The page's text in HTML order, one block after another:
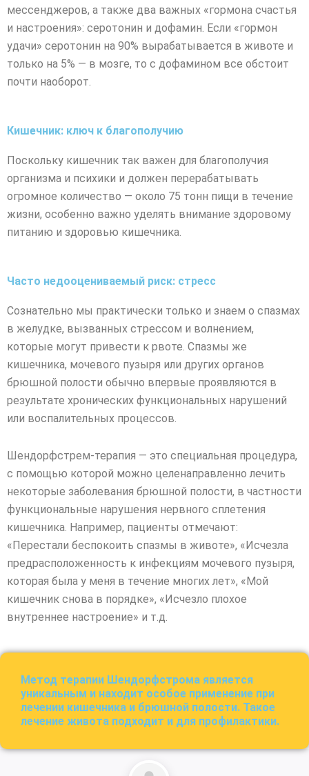
мессенджеров, а также два важных «гормона счастья
и настроения»: серотонин и дофамин. Если «гормон
удачи» серотонин на 90% вырабатывается в животе и
только на 5% — в мозге, то с дофамином все обстоит
почти наоборот.
Кишечник: ключ к благополучию
Поскольку кишечник так важен для благополучия
организма и психики и должен перерабатывать
огромное количество — около 75 тонн пищи в течение
жизни, особенно важно уделять внимание здоровому
питанию и здоровью кишечника.
Часто недооцениваемый риск: стресс
Сознательно мы практически только и знаем о спазмах
в желудке, вызванных стрессом и волнением,
которые могут привести к рвоте. Спазмы же
кишечника, мочевого пузыря или других органов
брюшной полости обычно впервые проявляются в
результате хронических функциональных нарушений
или воспалительных процессов.
Шендорфстрем-терапия — это специальная процедура,
с помощью которой можно целенаправленно лечить
некоторые заболевания брюшной полости, в частности
функциональные нарушения нервного сплетения
кишечника. Например, пациенты отмечают:
«Перестали беспокоить спазмы в животе», «Исчезла
предрасположенность к инфекциям мочевого пузыря,
которая была у меня в течение многих лет», «Мой
кишечник снова в порядке», «Исчезло плохое
внутреннее настроение» и т.д.
Метод терапии Шендорфстрома является
уникальным и находит особое применение при
лечении кишечника и брюшной полости. Такое
лечение живота подходит и для профилактики.